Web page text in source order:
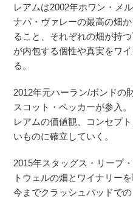
レアムは2002年ホワン・メ
ナパ・ヴァレーの最高の畑
ること、それぞれの畑が持
が内包する個性や真実をワ
る。
2012年元ハーラン/ボンドの
スコット・ベッカーが参入。
レアムの価値観、コンセプ
いものに確立していく。
2015年スタッグス・リープ
トウェルの畑とワイナリーを
今までクラッシュパッドで